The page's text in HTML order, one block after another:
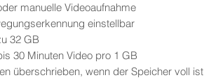
manuelle Videoaufnahme
einstellbar
32 GB
30 Minuten Video pro 1 GB
überschrieben, wenn der Speicher voll ist